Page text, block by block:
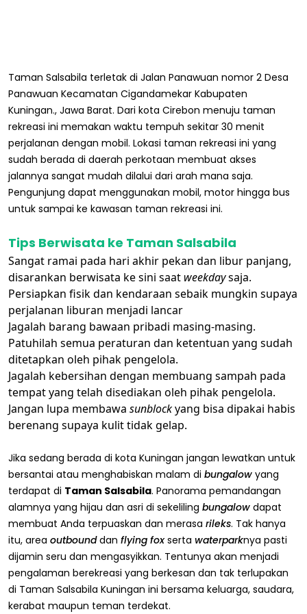
Taman Salsabila terletak di Jalan Panawuan nomor 2 Desa
Panawuan Kecamatan Cigandamekar Kabupaten
Kuningan., Jawa Barat. Dari kota Cirebon menuju taman
rekreasi ini memakan waktu tempuh sekitar 30 menit
perjalanan dengan mobil. Lokasi taman rekreasi ini yang
sudah berada di daerah perkotaan membuat akses
jalannya sangat mudah dilalui dari arah mana saja.
Pengunjung dapat menggunakan mobil, motor hingga bus
untuk sampai ke kawasan taman rekreasi ini.
Tips Berwisata ke Taman Salsabila
Sangat ramai pada hari akhir pekan dan libur panjang,
disarankan berwisata ke sini saat weekdaysaja.
Persiapkan fisik dan kendaraan sebaik mungkin supaya
perjalanan liburan menjadi lancar
Jagalah barang bawaan pribadi masing-masing.
Patuhilah semua peraturan dan ketentuan yang sudah
ditetapkan oleh pihak pengelola.
Jagalah kebersihan dengan membuang sampah pada
tempat yang telah disediakan oleh pihak pengelola.
Jangan lupa membawa sunblockyang bisa dipakai habis
berenang supaya kulit tidak gelap.
Jika sedang berada di kota Kuningan jangan lewatkan untuk
bersantai atau menghabiskan malam di bungalow yang
terdapat di Taman Salsabila. Panorama pemandangan
alamnya yang hijau dan asri di sekeliling bungalow dapat
membuat Anda terpuaskan dan merasa rileks. Tak hanya
itu, area outbounddan flying foxserta waterparknya pasti
dijamin seru dan mengasyikkan. Tentunya akan menjadi
pengalaman berekreasi yang berkesan dan tak terlupakan
di Taman Salsabila Kuningan ini bersama keluarga, saudara,
kerabat maupun teman terdekat.